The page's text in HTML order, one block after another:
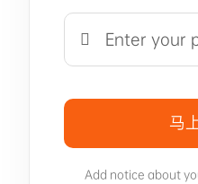
马
Add notice about